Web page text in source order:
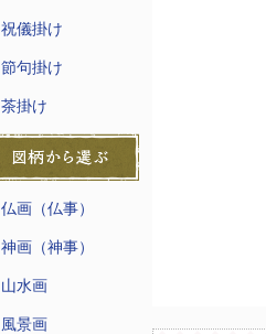
祝儀掛け
節句掛け
茶掛け
仏画（仏事）
神画（神事）
山水画
風景画